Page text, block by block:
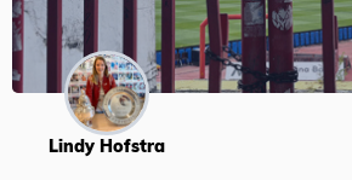
Lindy Hofstra